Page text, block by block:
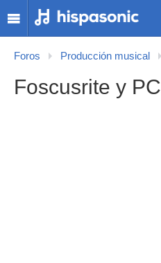
Foros Producción musical
Foscusrite y PC